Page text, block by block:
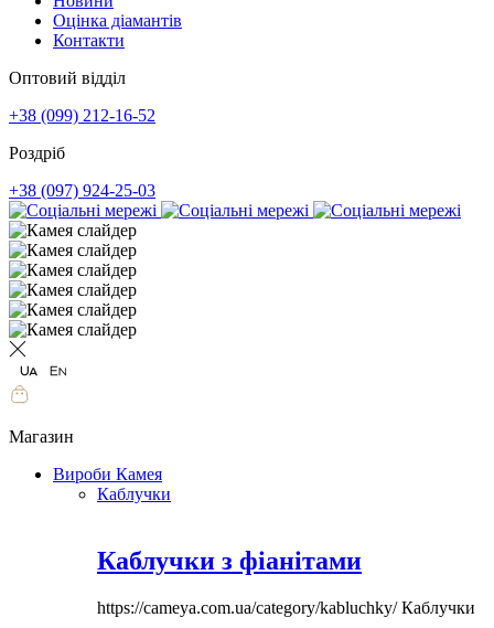
Оцінка діамантів
Контакти
Оптовий відділ
+38 (099) 212-16-52
Роздріб
+38 (097) 924-25-03
Магазин
Вироби Камея
Каблучки
Каблучки з фіанітами
https://cameya.com.ua/category/kabluchky/Каблучки